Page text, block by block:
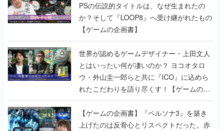
PSの伝説的タイトルは、なぜ生まれたの
か？そして『LOOP8』へ受け継がれたもの
【ゲームの企画書】
世界が認めるゲームデザイナー・上田文人
とはいったい何が凄いのか？ ヨコオタロ
ウ・外山圭一郎らと共に『ICO』に込めら
れたこだわりを語り尽くす！【ゲームの企
画書】
【ゲームの企画書】『ペルソナ3』を築き
上げたのは反骨心とリスペクトだった。赤